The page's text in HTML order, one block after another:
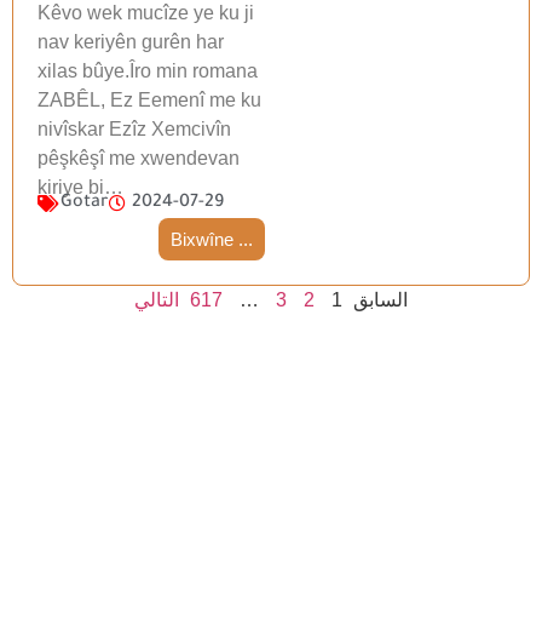
Kêvo wek mucîze ye ku ji
nav keriyên gurên har
xilas bûye.Îro min romana
ZABÊL, Ez Eemenî me ku
nivîskar Ezîz Xemcivîn
pêşkêşî me xwendevan
kiriye bi…
Gotar 2024-07-29
Bixwîne ...
السابق 1
2
3
…
617 التالي